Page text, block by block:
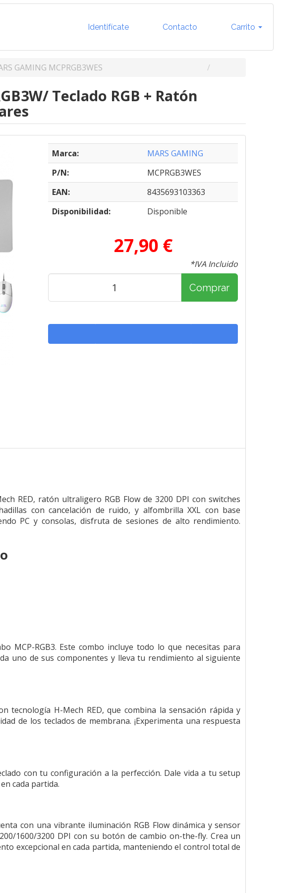
Identifícate Contacto Carrito
GAMING MCPRGB3WES
Teclado RGB + Ratón
Marca:
MARS GAMING
P/N:
MCPRGB3WES
EAN:
8435693103363
Disponibilidad:
Disponible
27,90 €
*IVA Incluido
Comprar
RED, ratón ultraligero RGB Flow de 3200 DPI con switches
con cancelación de ruido, y alfombrilla XXL con base
PC y consolas, disfruta de sesiones de alto rendimiento.
MCP-RGB3. Este combo incluye todo lo que necesitas para
uno de sus componentes y lleva tu rendimiento al siguiente
tecnología H-Mech RED, que combina la sensación rápida y
de los teclados de membrana. ¡Experimenta una respuesta
con tu configuración a la perfección. Dale vida a tu setup
cada partida.
con una vibrante iluminación RGB Flow dinámica y sensor
1600/3200 DPI con su botón de cambio on-the-fly. Crea un
excepcional en cada partida, manteniendo el control total de